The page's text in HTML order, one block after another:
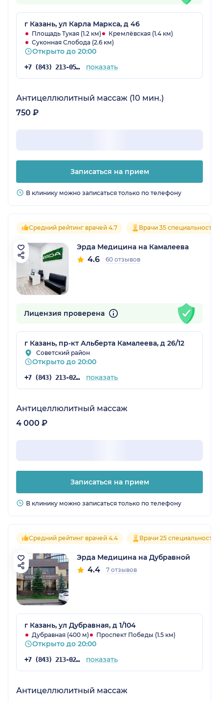
г Казань, ул Карла Маркса, д 46
Площадь Тукая (1.2 км)
Кремлёвская (1.4 км)
Суконная Слобода (2.6 км)
Открыто до 20:00
+7 (843) 213-05-65 показать
Антицеллюлитный массаж (10 мин.)
750 ₽
Записаться на прием
В клинику можно записаться только по телефону
Средний рейтинг врачей 4.7 Врачи 35 специальностей
Эрда Медицина на Камалеева
4.6 60 отзывов
Лицензия проверена
г Казань, пр-кт Альберта Камалеева, д 26/12
Советский район
Открыто до 20:00
+7 (843) 213-02-71 показать
Антицеллюлитный массаж
4 000 ₽
Записаться на прием
В клинику можно записаться только по телефону
Средний рейтинг врачей 4.4 Врачи 25
Эрда Медицина на Дубравной
4.4 7 отзывов
г Казань, ул Дубравная, д 1/104
Дубравная (400 м) Проспект Победы (1.5 км)
Открыто до 20:00
+7 (843) 213-02-71 показать
Антицеллюлитный массаж